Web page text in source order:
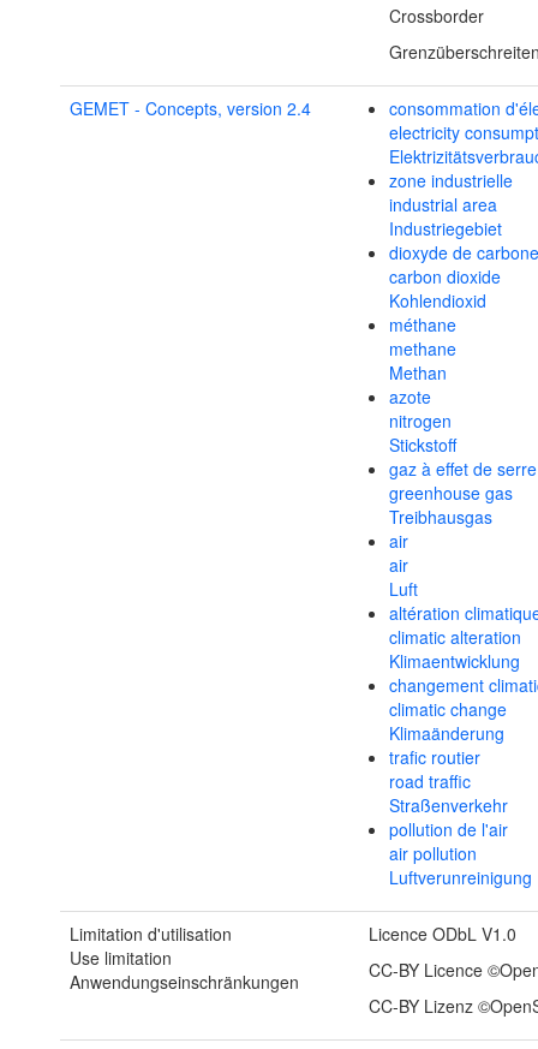
Crossborder
GEMET - Concepts, version 2.4
consommation
electricity
zone industrielle
industrial area
Industriegebiet
dioxyde de carbone
carbon dioxide
Kohlendioxid
méthane
methane
Methan
azote
nitrogen
Stickstoff
gaz à effet de serre
greenhouse gas
Treibhausgas
air
air
Luft
altération
climatic alteration
Klimaentwicklung
changement
climatic change
Klimaänderung
trafic routier
road traffic
Straßenverkehr
pollution de l'air
air pollution
Luftverunreinigung
Limitation d'utilisation
Use limitation
Anwendungseinschränkungen
Licence ODbL V1.0
CC-BY Licence
CC-BY Lizenz